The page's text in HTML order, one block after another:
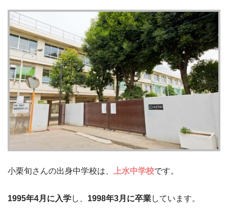
小栗旬さんの出身中学校は、 上水中学校です。
1995年4月に入学し、 1998年3月に卒業しています。